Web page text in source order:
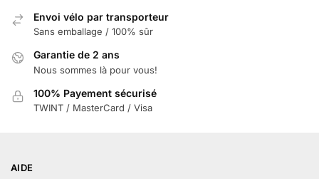
Envoi vélo par transporteur
Sans emballage / 100% sûr
Garantie de 2 ans
Nous sommes là pour vous!
100% Payement sécurisé
TWINT / MasterCard / Visa
AIDE